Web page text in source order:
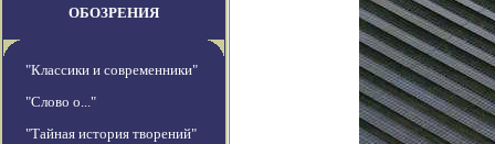
ОБОЗРЕНИЯ
"Классики и современники"
"Слово о..."
"Тайная история творений"